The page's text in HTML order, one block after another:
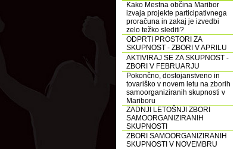
Kako Mestna občina Maribor
izvaja projekte participativnega
proračuna in zakaj je izvedbi
zelo težko slediti?
ODPRTI PROSTORI ZA
SKUPNOST - ZBORI V APRILU
AKTIVIRAJ SE ZA SKUPNOST -
ZBORI V FEBRUARJU
Pokončno, dostojanstveno in
tovariško v novem letu na zborih
samoorganiziranih skupnosti v
Mariboru
ZADNJI LETOŠNJI ZBORI
SAMOORGANIZIRANIH
SKUPNOSTI
ZBORI SAMOORGANIZIRANIH
SKUPNOSTI V NOVEMBRU